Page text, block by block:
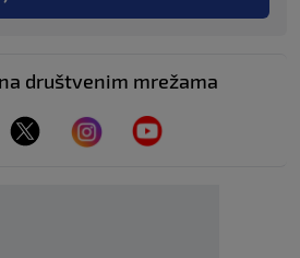
društvenim mrežama